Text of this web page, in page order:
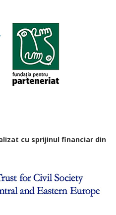
cu sprijinul financiar din